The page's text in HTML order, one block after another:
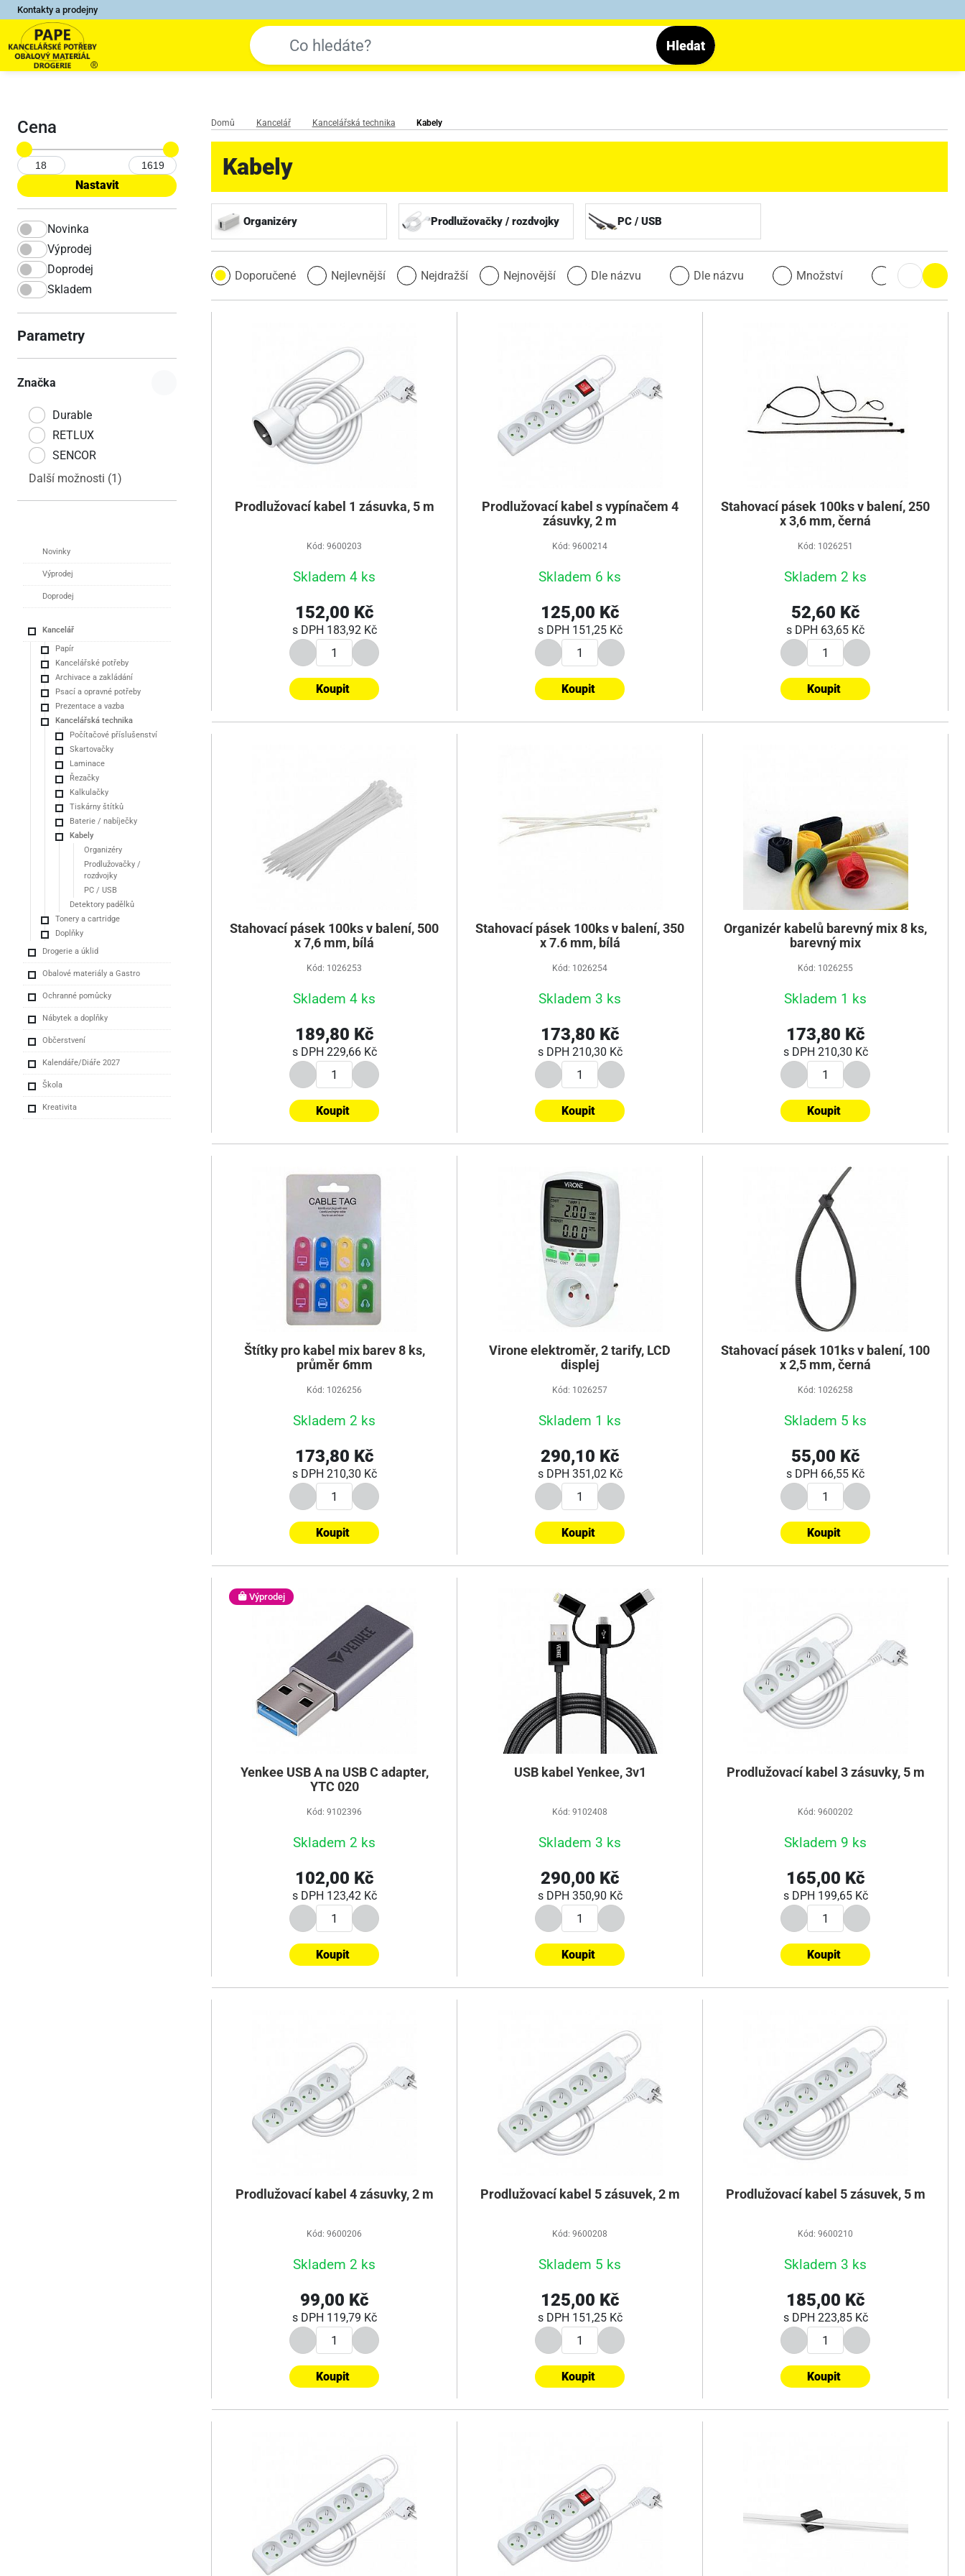
Kontakty a prodejny
Hledat
Cena
Novinka
Výprodej
Doprodej
Skladem
Parametry
Značka
Durable
RETLUX
SENCOR
Další možnosti (1)
Novinky
Výprodej
Doprodej
Kancelář
Papír
Kancelářské potřeby
Archivace a zakládání
Psací a opravné potřeby
Prezentace a vazba
Kancelářská technika
Počítačové příslušenství
Skartovačky
Laminace
Řezačky
Kalkulačky
Tiskárny štítků
Baterie / nabíječky
Kabely
Organizéry
Prodlužovačky /
rozdvojky
PC / USB
Detektory padělků
Tonery a cartridge
Doplňky
Drogerie a úklid
Obalové materiály a Gastro
Ochranné pomůcky
Nábytek a doplňky
Občerstvení
Kalendáře/Diáře 2027
Škola
Kreativita
Domů Kancelář Kancelářská technika Kabely
Kabely
Organizéry Prodlužovačky / rozdvojky PC / USB
Doporučené Nejlevnější Nejdražší Nejnovější Dle názvu Dle názvu Množství Množství
Prodlužovací kabel 1 zásuvka, 5 m
Kód: 9600203
Skladem 4 ks
152,00 Kč
s DPH 183,92 Kč
Koupit
Prodlužovací kabel s vypínačem 4
zásuvky, 2 m
Kód: 9600214
Skladem 6 ks
125,00 Kč
s DPH 151,25 Kč
Koupit
Stahovací pásek 100ks v balení, 250
x 3,6 mm, černá
Kód: 1026251
Skladem 2 ks
52,60 Kč
s DPH 63,65 Kč
Koupit
Stahovací pásek 100ks v balení, 500
x 7,6 mm, bílá
Kód: 1026253
Skladem 4 ks
189,80 Kč
s DPH 229,66 Kč
Koupit
Stahovací pásek 100ks v balení, 350
x 7.6 mm, bílá
Kód: 1026254
Skladem 3 ks
173,80 Kč
s DPH 210,30 Kč
Koupit
Organizér kabelů barevný mix 8 ks,
barevný mix
Kód: 1026255
Skladem 1 ks
173,80 Kč
s DPH 210,30 Kč
Koupit
Štítky pro kabel mix barev 8 ks,
průměr 6mm
Kód: 1026256
Skladem 2 ks
173,80 Kč
s DPH 210,30 Kč
Koupit
Virone elektroměr, 2 tarify, LCD
displej
Kód: 1026257
Skladem 1 ks
290,10 Kč
s DPH 351,02 Kč
Koupit
Stahovací pásek 101ks v balení, 100
x 2,5 mm, černá
Kód: 1026258
Skladem 5 ks
55,00 Kč
s DPH 66,55 Kč
Koupit
Výprodej
Yenkee USB A na USB C adapter,
YTC 020
Kód: 9102396
Skladem 2 ks
102,00 Kč
s DPH 123,42 Kč
Koupit
USB kabel Yenkee, 3v1
Kód: 9102408
Skladem 3 ks
290,00 Kč
s DPH 350,90 Kč
Koupit
Prodlužovací kabel 3 zásuvky, 5 m
Kód: 9600202
Skladem 9 ks
165,00 Kč
s DPH 199,65 Kč
Koupit
Prodlužovací kabel 4 zásuvky, 2 m
Kód: 9600206
Skladem 2 ks
99,00 Kč
s DPH 119,79 Kč
Koupit
Prodlužovací kabel 5 zásuvek, 2 m
Kód: 9600208
Skladem 5 ks
125,00 Kč
s DPH 151,25 Kč
Koupit
Prodlužovací kabel 5 zásuvek, 5 m
Kód: 9600210
Skladem 3 ks
185,00 Kč
s DPH 223,85 Kč
Koupit